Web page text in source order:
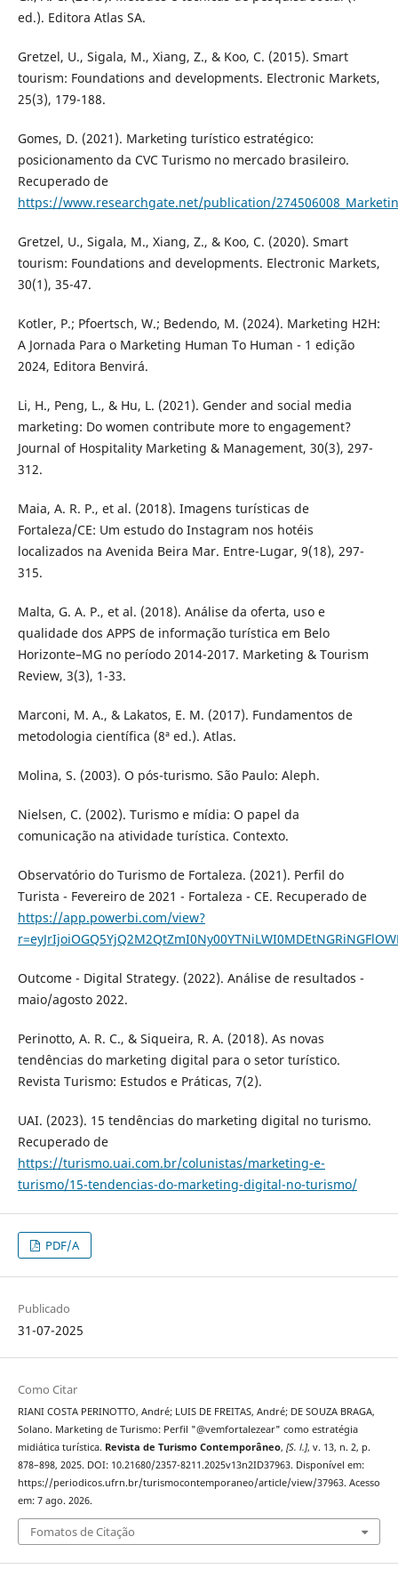
ed.). Editora Atlas SA.
Gretzel, U., Sigala, M., Xiang, Z., & Koo, C. (2015). Smart
tourism: Foundations and developments. Electronic Markets,
25(3), 179-188.
Gomes, D. (2021). Marketing turístico estratégico:
posicionamento da CVC Turismo no mercado brasileiro.
Recuperado de
https://www.researchgate.net/publication/
Gretzel, U., Sigala, M., Xiang, Z., & Koo, C. (2020). Smart
tourism: Foundations and developments. Electronic Markets,
30(1), 35-47.
Kotler, P.; Pfoertsch, W.; Bedendo, M. (2024). Marketing H2H:
A Jornada Para o Marketing Human To Human - 1 edição
2024, Editora Benvirá.
Li, H., Peng, L., & Hu, L. (2021). Gender and social media
marketing: Do women contribute more to engagement?
Journal of Hospitality Marketing & Management, 30(3), 297-
312.
Maia, A. R. P., et al. (2018). Imagens turísticas de
Fortaleza/CE: Um estudo do Instagram nos hotéis
localizados na Avenida Beira Mar. Entre-Lugar, 9(18), 297-
315.
Malta, G. A. P., et al. (2018). Análise da oferta, uso e
qualidade dos APPS de informação turística em Belo
Horizonte–MG no período 2014-2017. Marketing & Tourism
Review, 3(3), 1-33.
Marconi, M. A., & Lakatos, E. M. (2017). Fundamentos de
metodologia científica (8ª ed.). Atlas.
Molina, S. (2003). O pós-turismo. São Paulo: Aleph.
Nielsen, C. (2002). Turismo e mídia: O papel da
comunicação na atividade turística. Contexto.
Observatório do Turismo de Fortaleza. (2021). Perfil do
Turista - Fevereiro de 2021 - Fortaleza - CE. Recuperado de
https://app.powerbi.com/view?
Outcome - Digital Strategy. (2022). Análise de resultados -
maio/agosto 2022.
Perinotto, A. R. C., & Siqueira, R. A. (2018). As novas
tendências do marketing digital para o setor turístico.
Revista Turismo: Estudos e Práticas, 7(2).
UAI. (2023). 15 tendências do marketing digital no turismo.
Recuperado de
https://turismo.uai.com.br/colunistas/marketing-e-
turismo/15-tendencias-do-marketing-digital-no-turismo/
PDF/A
Publicado
31-07-2025
Como Citar
RIANI COSTA PERINOTTO, André; LUIS DE FREITAS, André; DE SOUZA BRAGA,
Solano. Marketing de Turismo: Perfil "@vemfortalezear" como estratégia
midiática turística. Revista de Turismo Contemporâneo, [S. l.], v. 13, n. 2, p.
878–898, 2025. DOI: 10.21680/2357-8211.2025v13n2ID37963. Disponível em:
https://periodicos.ufrn.br/turismocontemporaneo/article/view/37963. Acesso
em: 7 ago. 2026.
Fomatos de Citação